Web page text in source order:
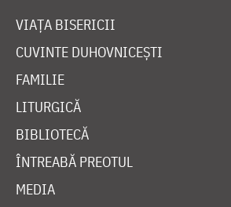
VIAȚA BISERICII
CUVINTE DUHOVNICEȘTI
FAMILIE
LITURGICĂ
BIBLIOTECĂ
ÎNTREABĂ PREOTUL
MEDIA